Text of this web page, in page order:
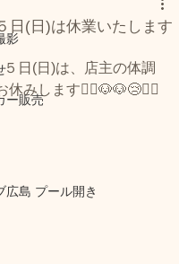
影
ー販売
広島 プール開き
日(日)は休業いたします
日(日)は、店主の体調
休みします🙇‍♀️🐶🐶😢⤵️⤵️